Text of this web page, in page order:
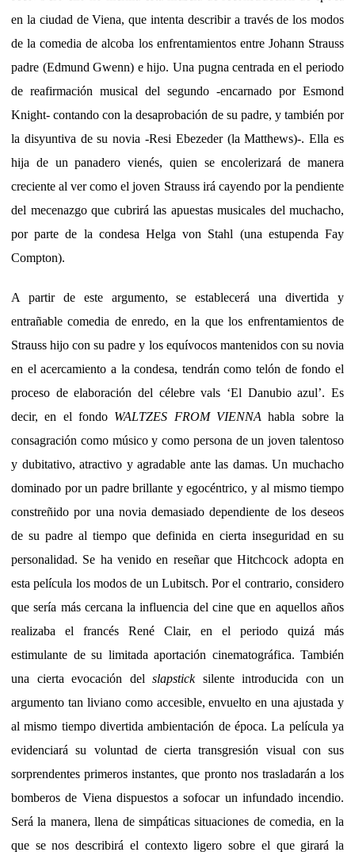
en la ciudad de Viena, que intenta describir a través de los modos
de la comedia de alcoba los enfrentamientos entre Johann Strauss
padre (Edmund Gwenn) e hijo. Una pugna centrada en el periodo
de reafirmación musical del segundo -encarnado por Esmond
Knight- contando con la desaprobación de su padre, y también por
la disyuntiva de su novia -Resi Ebezeder (la Matthews)-. Ella es
hija de un panadero vienés, quien se encolerizará de manera
creciente al ver como el joven Strauss irá cayendo por la pendiente
del mecenazgo que cubrirá las apuestas musicales del muchacho,
por parte de la condesa Helga von Stahl (una estupenda Fay
Compton).
A partir de este argumento, se establecerá una divertida y
entrañable comedia de enredo, en la que los enfrentamientos de
Strauss hijo con su padre y los equívocos mantenidos con su novia
en el acercamiento a la condesa, tendrán como telón de fondo el
proceso de elaboración del célebre vals ‘El Danubio azul’. Es
decir, en el fondo WALTZES FROM VIENNA habla sobre la
consagración como músico y como persona de un joven talentoso
y dubitativo, atractivo y agradable ante las damas. Un muchacho
dominado por un padre brillante y egocéntrico, y al mismo tiempo
constreñido por una novia demasiado dependiente de los deseos
de su padre al tiempo que definida en cierta inseguridad en su
personalidad. Se ha venido en reseñar que Hitchcock adopta en
esta película los modos de un Lubitsch. Por el contrario, considero
que sería más cercana la influencia del cine que en aquellos años
realizaba el francés René Clair, en el periodo quizá más
estimulante de su limitada aportación cinematográfica. También
una cierta evocación del slapsticksilente introducida con un
argumento tan liviano como accesible, envuelto en una ajustada y
al mismo tiempo divertida ambientación de época. La película ya
evidenciará su voluntad de cierta transgresión visual con sus
sorprendentes primeros instantes, que pronto nos trasladarán a los
bomberos de Viena dispuestos a sofocar un infundado incendio.
Será la manera, llena de simpáticas situaciones de comedia, en la
que se nos describirá el contexto ligero sobre el que girará la